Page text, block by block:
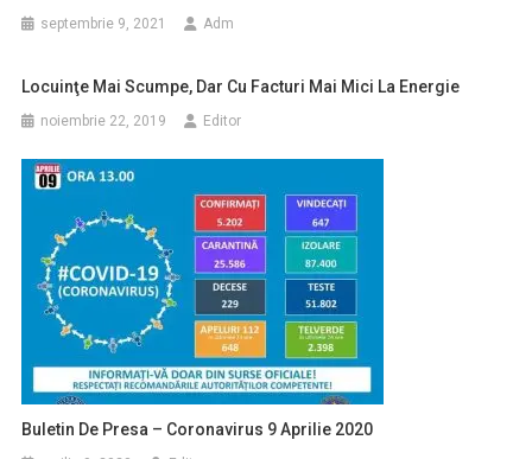
septembrie 9, 2021 Adm
Locuinţe Mai Scumpe, Dar Cu Facturi Mai Mici La Energie
noiembrie 22, 2019 Editor
Buletin De Presa – Coronavirus 9 Aprilie 2020